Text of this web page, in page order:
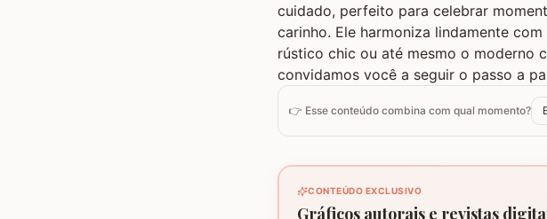
cuidado, perfeito para celebrar
carinho. Ele harmoniza lindamente
rústico chic ou até mesmo o moderno
convidamos você a seguir o passo a
👉 Esse conteúdo combina com qual momento?
CONTEÚDO EXCLUSIVO
Gráficos autorais e revistas